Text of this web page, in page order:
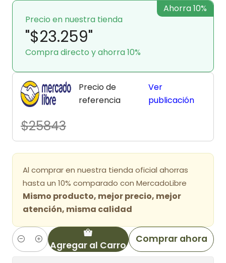
Precio en nuestra tienda
"$23.259"
Compra directo y ahorra 10%
Ahorra 10%
Precio de
referencia
$25843
Ver
publicación
Al comprar en nuestra tienda oficial ahorras
hasta un 10% comparado con MercadoLibre
Mismo producto, mejor precio, mejor
atención, misma calidad
Cantidad Agregar al Carro
Comprar ahora